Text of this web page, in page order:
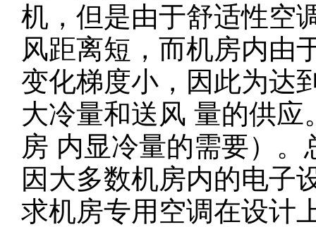
机，但是由于舒适性空
风距离短，而机房内由
变化梯度小，因此为达
大冷量和送风 量的供
房 内显冷量的需要）
因大多数机房内的电子
求机房专用空调在设计